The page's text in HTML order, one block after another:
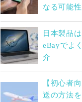
なる可能性
日本製品
eBayでよ
介
【初心者
送の方法